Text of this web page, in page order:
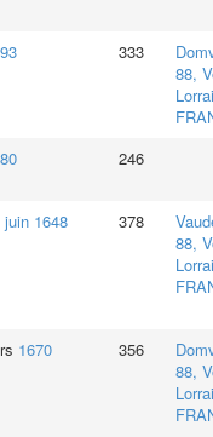
333
88,
246
juin 1648 378
88,
1670 356
88,